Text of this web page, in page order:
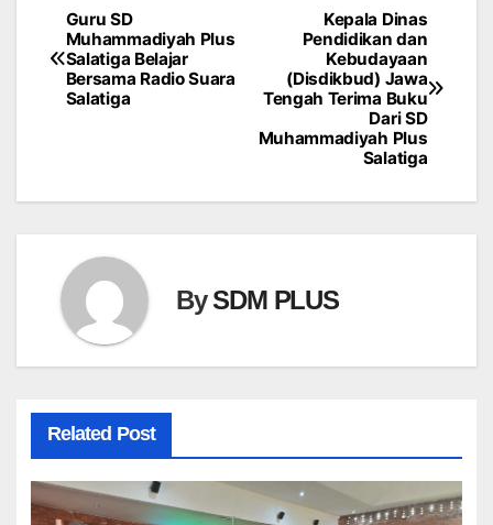
Post
navigation
Kepala Dinas
Pendidikan dan
Kebudayaan
(Disdikbud) Jawa
Tengah Terima Buku
Dari SD
Muhammadiyah Plus
Salatiga
Guru SD
Muhammadiyah Plus
Salatiga Belajar
Bersama Radio Suara
Salatiga
BySDM PLUS
Related Post